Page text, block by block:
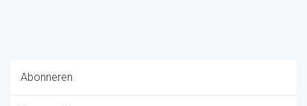
Abonneren